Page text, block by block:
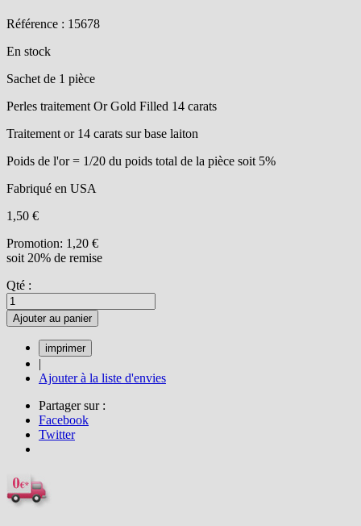
Référence : 15678
En stock
Sachet de 1 pièce
Perles traitement Or Gold Filled 14 carats
Traitement or 14 carats sur base laiton
Poids de l'or = 1/20 du poids total de la pièce soit 5%
Fabriqué en USA
1,50 €
Promotion: 1,20 €
soit 20% de remise
Qté :
Ajouter au panier
|
Ajouter à la liste d'envies
Partager sur :
Facebook
Twitter